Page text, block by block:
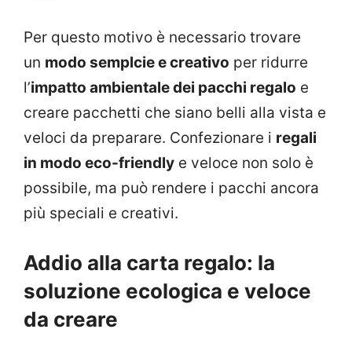
Per questo motivo è necessario trovare
un modo semplcie e creativo per ridurre
l’impatto ambientale dei pacchi regalo e
creare pacchetti che siano belli alla vista e
veloci da preparare. Confezionare i regali
in modo eco-friendly e veloce non solo è
possibile, ma può rendere i pacchi ancora
più speciali e creativi.
Addio alla carta regalo: la
soluzione ecologica e veloce
da creare